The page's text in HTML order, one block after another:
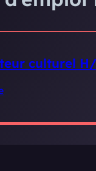
culturel